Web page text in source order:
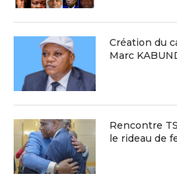
Création du
Marc
Rencontre
le rideau de